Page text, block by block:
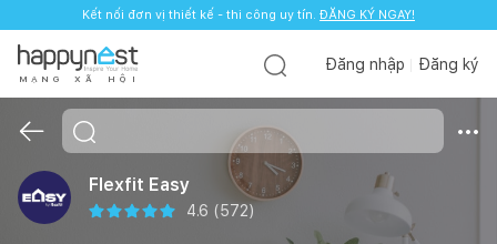
Kết nối đơn vị thiết kế - thi công uy tín. ĐĂNG KÝ NGAY!
Kết nối đơn vị thiết kế - thi công uy tín. ĐĂNG KÝ NGAY!
M Ạ N G X Ã H Ộ I
Đăng nhập Đăng ký
Flexfit Easy
4.6 (572)